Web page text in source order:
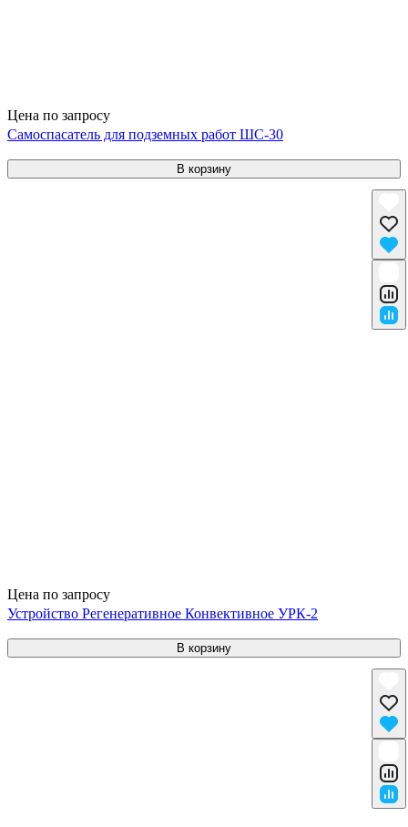
Цена по запросу
Самоспасатель для подземных работ ШС-30
В корзину
Цена по запросу
Устройство Регенеративное Конвективное УРК-2
В корзину